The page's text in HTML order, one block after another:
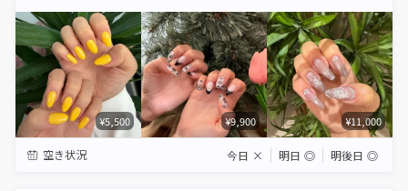
¥5,500 ¥9,900 ¥11,000
空き状況 今日 × 明日 ◎ 明後日 ◎